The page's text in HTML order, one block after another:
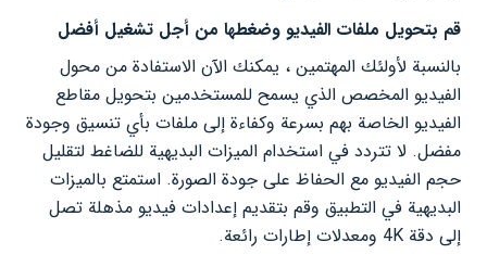
قم بتحويل ملفات الفيديو وضغطها من أجل تشغيل أفضل
بالنسبة لأولئك المهتمين ، يمكنك الآن الاستفادة من محول
الفيديو المخصص الذي يسمح للمستخدمين بتحويل مقاطع
الفيديو الخاصة بهم بسرعة وكفاءة إلى ملفات بأي تنسيق وجودة
مفضل. لا تتردد في استخدام الميزات البديهية للضاغط لتقليل
حجم الفيديو مع الحفاظ على جودة الصورة. استمتع بالميزات
البديهية في التطبيق وقم بتقديم إعدادات فيديو مذهلة تصل
إلى دقة 4K ومعدلات إطارات رائعة.